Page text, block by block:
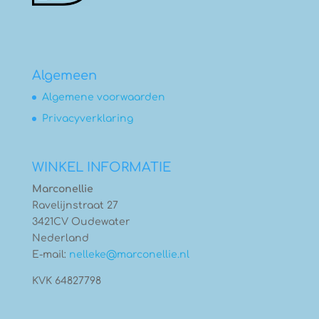
Algemeen
Algemene voorwaarden
Privacyverklaring
WINKEL INFORMATIE
Marconellie
Ravelijnstraat 27
3421CV Oudewater
Nederland
E-mail: nelleke@marconellie.nl
KVK 64827798